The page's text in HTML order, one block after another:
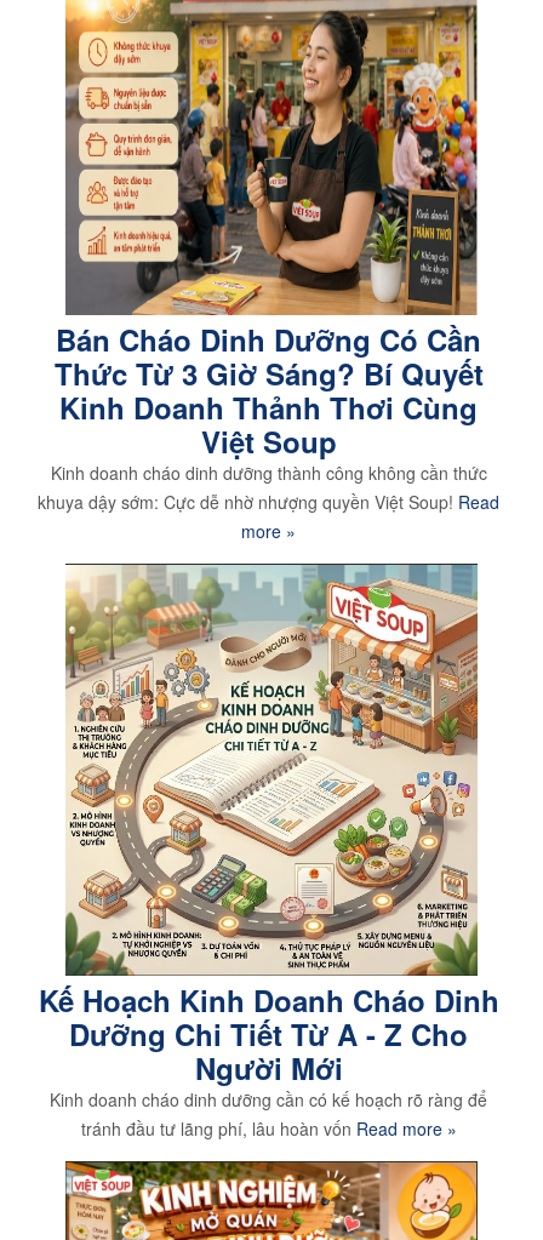
Bán Cháo Dinh Dưỡng Có Cần
Thức Từ 3 Giờ Sáng? Bí Quyết
Kinh Doanh Thảnh Thơi Cùng
Việt Soup
Kinh doanh cháo dinh dưỡng thành công không cần thức
khuya dậy sớm: Cực dễ nhờ nhượng quyền Việt Soup! Read
more »
Kế Hoạch Kinh Doanh Cháo Dinh
Dưỡng Chi Tiết Từ A - Z Cho
Người Mới
Kinh doanh cháo dinh dưỡng cần có kế hoạch rõ ràng để
tránh đầu tư lãng phí, lâu hoàn vốn Read more »